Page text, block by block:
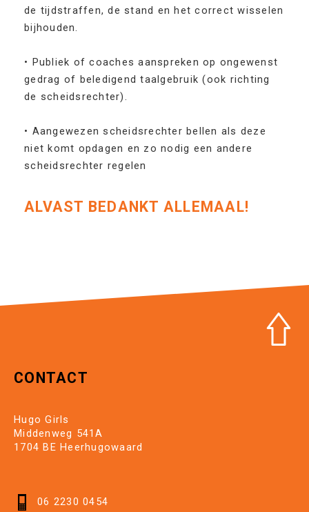
de tijdstraffen, de stand en het correct wisselen
bijhouden.
• Publiek of coaches aanspreken op ongewenst
gedrag of beledigend taalgebruik (ook richting
de scheidsrechter).
• Aangewezen scheidsrechter bellen als deze
niet komt opdagen en zo nodig een andere
scheidsrechter regelen
ALVAST BEDANKT ALLEMAAL!
CONTACT
Hugo Girls
Middenweg 541A
1704 BE Heerhugowaard
06 2230 0454